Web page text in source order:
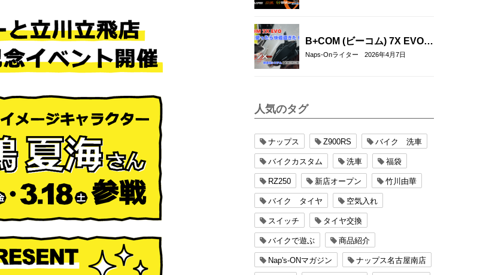
B+COM (ビーコム) 7X EVOを
実際に使ってみた！新通信方
Naps-Onライター 2026年4月7日
人気のタグ
ナップス Z900RS バイク 洗車
バイクカスタム 洗車 福袋
RZ250 新店オープン 竹川由華
バイク タイヤ 空気入れ
スイッチ タイヤ交換
バイクで遊ぶ 商品紹介
Nap's-ONマガジン ナップス名古屋南店